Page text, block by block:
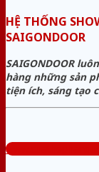
HỆ THỐNG
SAIGONDOOR
SAIGONDOOR
hàng những sản
tiện ích, sáng tạo